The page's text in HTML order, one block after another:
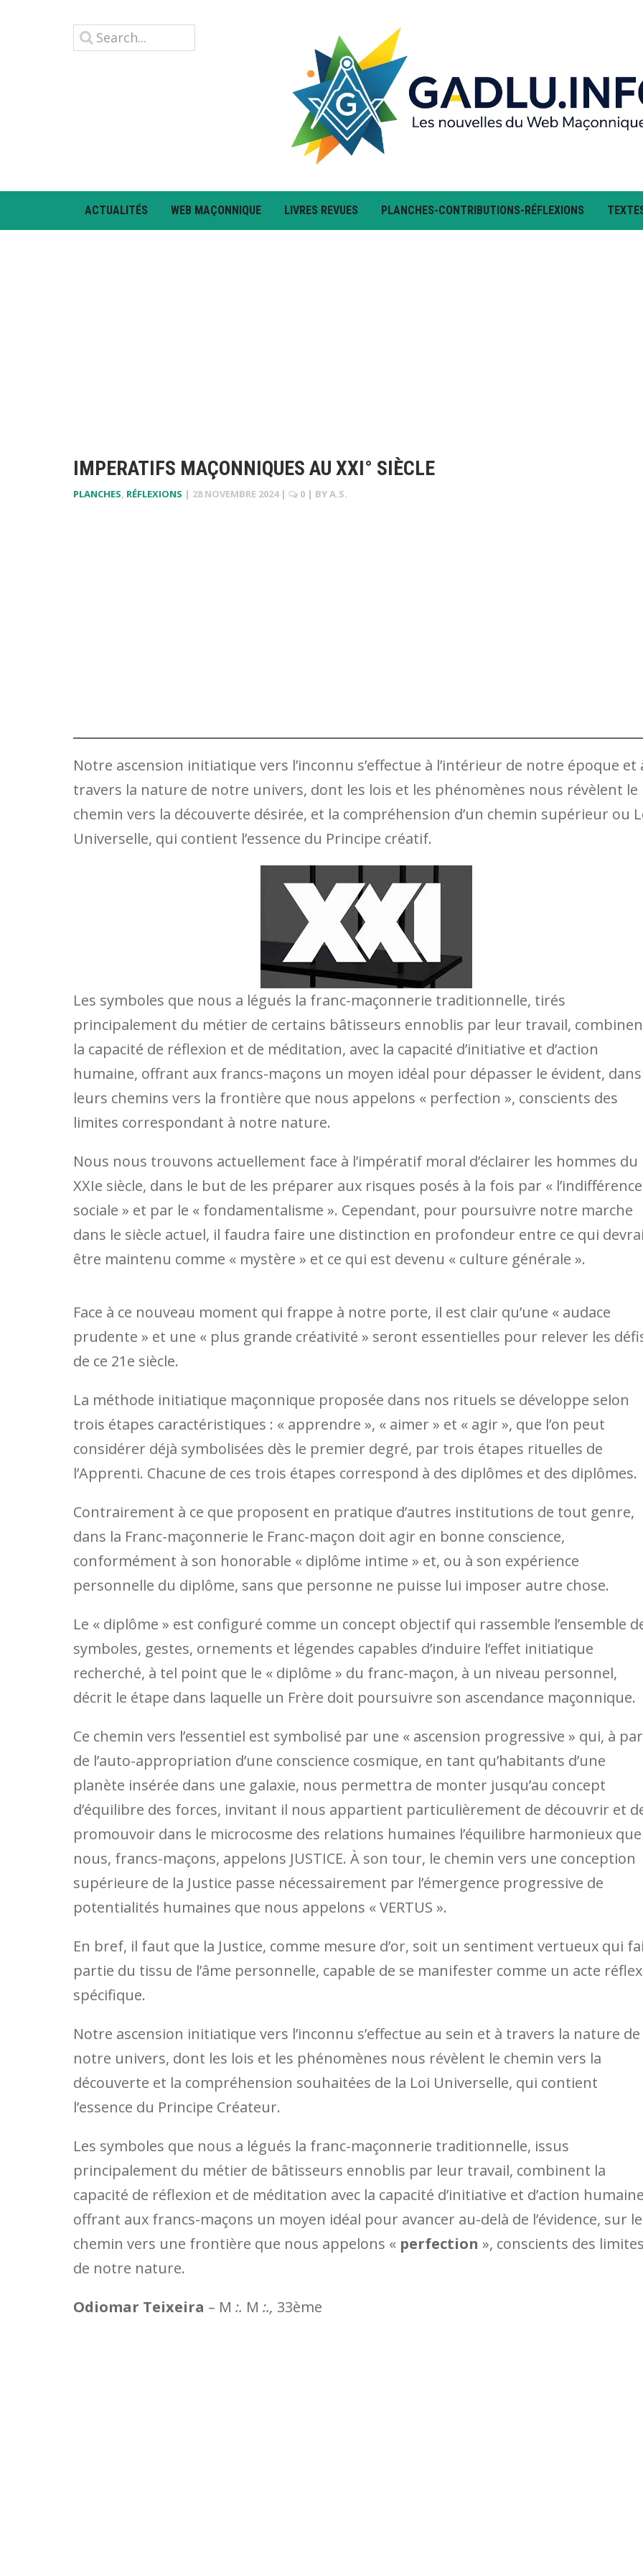
ACTUALITÉS WEB MAÇONNIQUE LIVRES REVUES PLANCHES-CONTRIBUTIONS-RÉFLEXIONS
IMPERATIFS MAÇONNIQUES AU XXI° SIÈCLE
PLANCHES, RÉFLEXIONS | 28 NOVEMBRE 2024 | 0 | BYA.S.
Notre ascension initiatique vers l’inconnu s’effectue à l’intérieur de notre époque et
travers la nature de notre univers, dont les lois et les phénomènes nous révèlent le
chemin vers la découverte désirée, et la compréhension d’un chemin supérieur ou
Universelle, qui contient l’essence du Principe créatif.
Les symboles que nous a légués la franc-maçonnerie traditionnelle, tirés
principalement du métier de certains bâtisseurs ennoblis par leur travail,
la capacité de réflexion et de méditation, avec la capacité d’initiative et d’action
humaine, offrant aux francs-maçons un moyen idéal pour dépasser le évident, dans
leurs chemins vers la frontière que nous appelons « perfection », conscients des
limites correspondant à notre nature.
Nous nous trouvons actuellement face à l’impératif moral d’éclairer les hommes du
XXIe siècle, dans le but de les préparer aux risques posés à la fois par « l’indifférence
sociale » et par le « fondamentalisme ». Cependant, pour poursuivre notre marche
dans le siècle actuel, il faudra faire une distinction en profondeur entre ce qui
être maintenu comme « mystère » et ce qui est devenu « culture générale ».
Face à ce nouveau moment qui frappe à notre porte, il est clair qu’une « audace
prudente » et une « plus grande créativité » seront essentielles pour relever les
de ce 21e siècle.
La méthode initiatique maçonnique proposée dans nos rituels se développe selon
trois étapes caractéristiques : « apprendre », « aimer » et « agir », que l’on peut
considérer déjà symbolisées dès le premier degré, par trois étapes rituelles de
l’Apprenti. Chacune de ces trois étapes correspond à des diplômes et des diplômes.
Contrairement à ce que proposent en pratique d’autres institutions de tout genre,
dans la Franc-maçonnerie le Franc-maçon doit agir en bonne conscience,
conformément à son honorable « diplôme intime » et, ou à son expérience
personnelle du diplôme, sans que personne ne puisse lui imposer autre chose.
Le « diplôme » est configuré comme un concept objectif qui rassemble l’ensemble
symboles, gestes, ornements et légendes capables d’induire l’effet initiatique
recherché, à tel point que le « diplôme » du franc-maçon, à un niveau personnel,
décrit le étape dans laquelle un Frère doit poursuivre son ascendance maçonnique.
Ce chemin vers l’essentiel est symbolisé par une « ascension progressive » qui, à
de l’auto-appropriation d’une conscience cosmique, en tant qu’habitants d’une
planète insérée dans une galaxie, nous permettra de monter jusqu’au concept
d’équilibre des forces, invitant il nous appartient particulièrement de découvrir et
promouvoir dans le microcosme des relations humaines l’équilibre harmonieux que
nous, francs-maçons, appelons JUSTICE. À son tour, le chemin vers une conception
supérieure de la Justice passe nécessairement par l’émergence progressive de
potentialités humaines que nous appelons « VERTUS ».
En bref, il faut que la Justice, comme mesure d’or, soit un sentiment vertueux qui
partie du tissu de l’âme personnelle, capable de se manifester comme un acte
spécifique.
Notre ascension initiatique vers l’inconnu s’effectue au sein et à travers la nature de
notre univers, dont les lois et les phénomènes nous révèlent le chemin vers la
découverte et la compréhension souhaitées de la Loi Universelle, qui contient
l’essence du Principe Créateur.
Les symboles que nous a légués la franc-maçonnerie traditionnelle, issus
principalement du métier de bâtisseurs ennoblis par leur travail, combinent la
capacité de réflexion et de méditation avec la capacité d’initiative et d’action
offrant aux francs-maçons un moyen idéal pour avancer au-delà de l’évidence, sur
chemin vers une frontière que nous appelons « perfection », conscients des
de notre nature.
Odiomar Teixeira – M :. M :., 33ème